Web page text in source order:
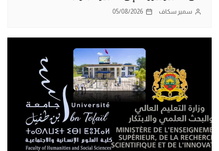
سمير سكاف 05/08/2026